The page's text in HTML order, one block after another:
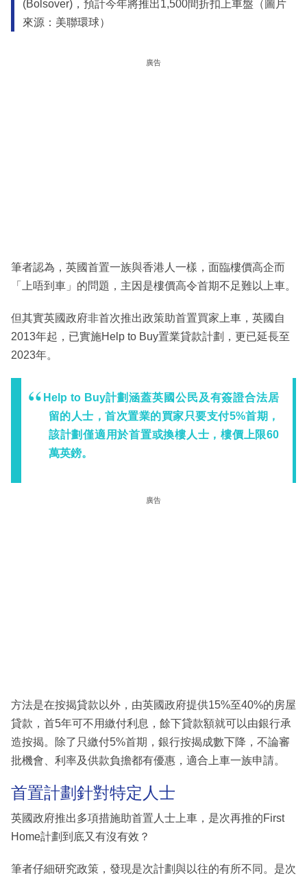
(Bolsover)，預計今年將推出1,500間折扣上車盤（圖片
來源：美聯環球）
廣告
筆者認為，英國首置一族與香港人一樣，面臨樓價高企而
「上唔到車」的問題，主因是樓價高令首期不足難以上車。
但其實英國政府非首次推出政策助首置買家上車，英國自
2013年起，已實施Help to Buy置業貸款計劃，更已延長至
2023年。
Help to Buy計劃涵蓋英國公民及有簽證合法居
留的人士，首次置業的買家只要支付5%首期，
該計劃僅適用於首置或換樓人士，樓價上限60
萬英鎊。
廣告
方法是在按揭貸款以外，由英國政府提供15%至40%的房屋
貸款，首5年可不用繳付利息，餘下貸款額就可以由銀行承
造按揭。除了只繳付5%首期，銀行按揭成數下降，不論審
批機會、利率及供款負擔都有優惠，適合上車一族申請。
首置計劃針對特定人士
英國政府推出多項措施助首置人士上車，是次再推的First
Home計劃到底又有沒有效？
筆者仔細研究政策，發現是次計劃與以往的有所不同。是次